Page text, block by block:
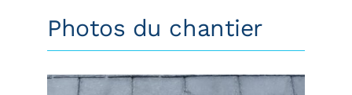
Photos du chantier